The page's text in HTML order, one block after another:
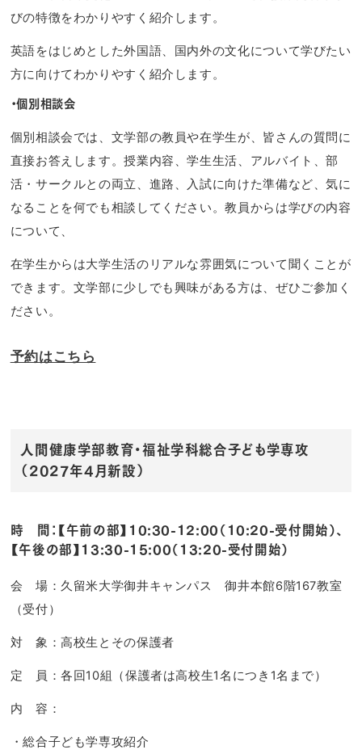
びの特徴をわかりやすく紹介します。
英語をはじめとした外国語、国内外の文化について学びたい
方に向けてわかりやすく紹介します。
・個別相談会
個別相談会では、文学部の教員や在学生が、皆さんの質問に
直接お答えします。授業内容、学生生活、アルバイト、部
活・サークルとの両立、進路、入試に向けた準備など、気に
なることを何でも相談してください。教員からは学びの内容
について、
在学生からは大学生活のリアルな雰囲気について聞くことが
できます。文学部に少しでも興味がある方は、ぜひご参加く
ださい。
予約はこちら
人間健康学部教育・福祉学科総合子ども学専攻
（2027年4月新設）
時 間：【午前の部】10:30-12:00（10:20-受付開始）、
【午後の部】13:30-15:00（13:20-受付開始）
会 場：久留米大学御井キャンパス 御井本館6階167教室
（受付）
対 象：高校生とその保護者
定 員：各回10組（保護者は高校生1名につき1名まで）
内 容：
・総合子ども学専攻紹介